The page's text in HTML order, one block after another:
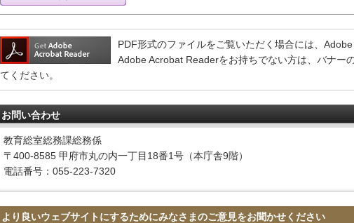
PDF形式のファイルをご覧いただく場合には、
Adobe Acrobat Readerをお持ちでない方は、バナー
てください。
お問い合わせ
教育総室総務課総務係
〒400-8585 甲府市丸の内一丁目18番1号（本庁舎9階）
電話番号：055-223-7320
より良いウェブサイトにするためにみなさまのご意見をお聞かせください